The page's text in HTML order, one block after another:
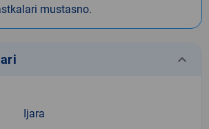
mustasno.
keyboard_arrow_down
Ijara